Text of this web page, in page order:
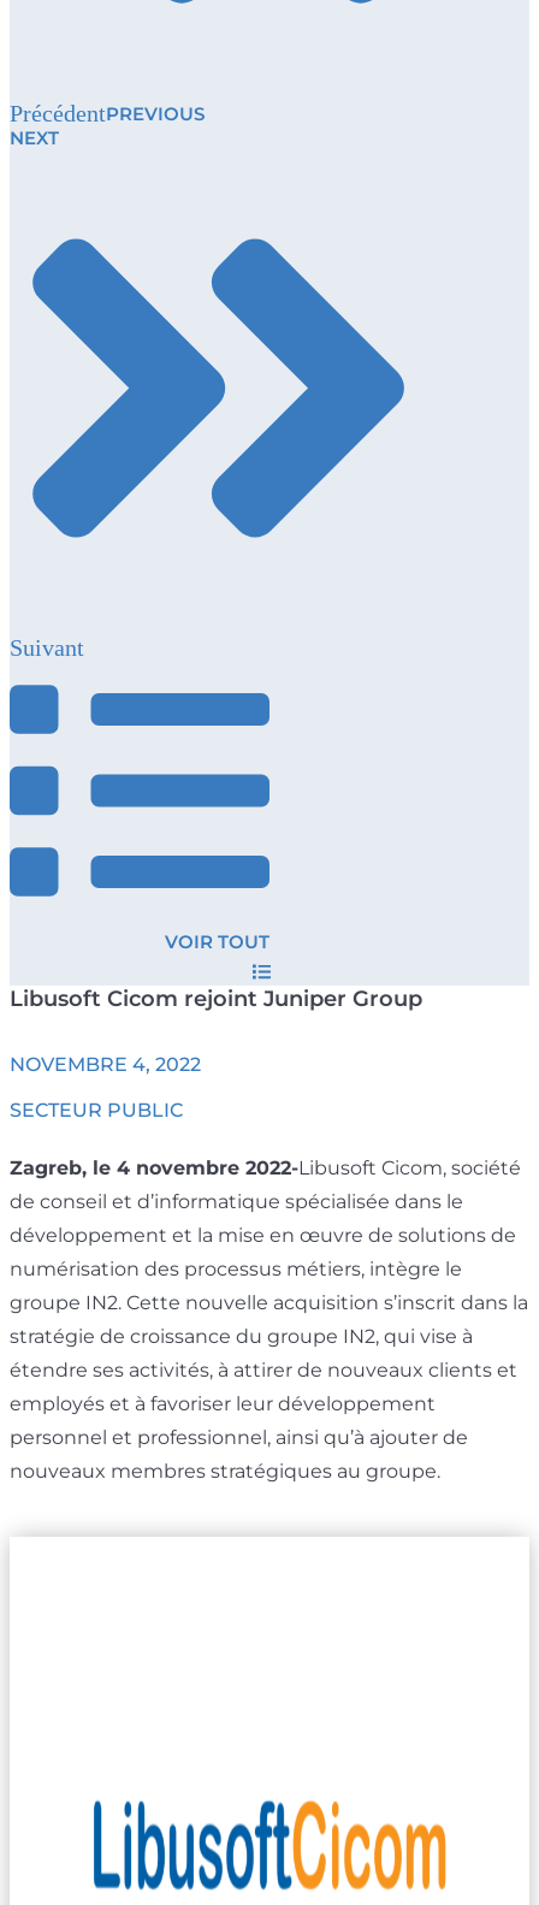
PrécédentPREVIOUS
NEXT
Suivant
VOIR TOUT
Libusoft Cicom rejoint Juniper Group
NOVEMBRE 4, 2022
SECTEUR PUBLIC
Zagreb, le 4 novembre 2022-Libusoft Cicom, société
de conseil et d’informatique spécialisée dans le
développement et la mise en œuvre de solutions de
numérisation des processus métiers, intègre le
groupe IN2. Cette nouvelle acquisition s’inscrit dans la
stratégie de croissance du groupe IN2, qui vise à
étendre ses activités, à attirer de nouveaux clients et
employés et à favoriser leur développement
personnel et professionnel, ainsi qu’à ajouter de
nouveaux membres stratégiques au groupe.